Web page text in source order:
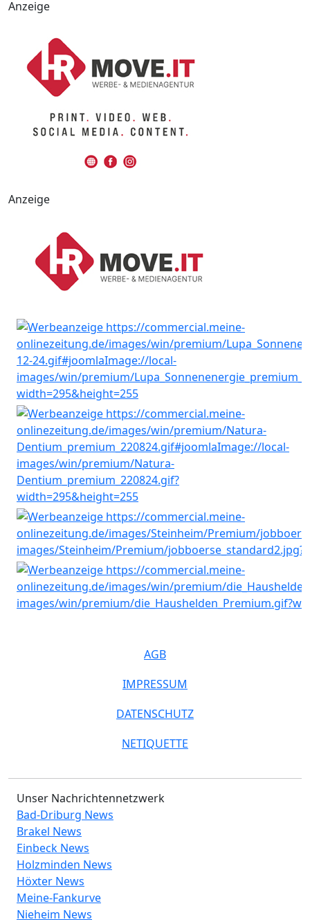
Anzeige
Anzeige
AGB
IMPRESSUM
DATENSCHUTZ
NETIQUETTE
Unser Nachrichtennetzwerk
Bad-Driburg News
Brakel News
Einbeck News
Holzminden News
Höxter News
Meine-Fankurve
Nieheim News